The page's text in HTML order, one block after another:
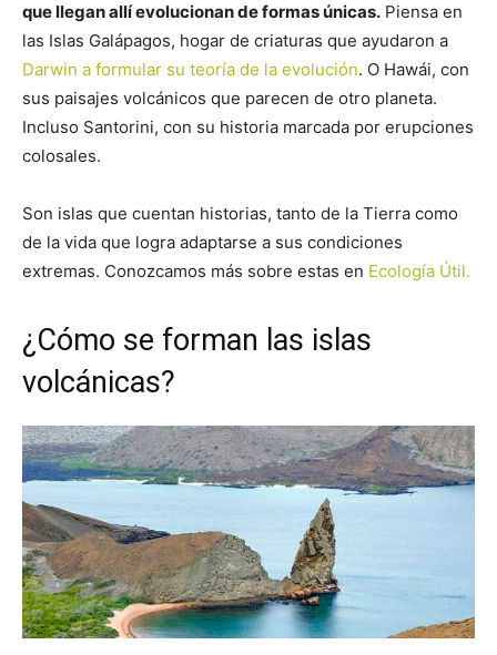
que llegan allí evolucionan de formas únicas. Piensa en
las Islas Galápagos, hogar de criaturas que ayudaron a
Darwin a formular su teoría de la evolución. O Hawái, con
sus paisajes volcánicos que parecen de otro planeta.
Incluso Santorini, con su historia marcada por erupciones
colosales.
Son islas que cuentan historias, tanto de la Tierra como
de la vida que logra adaptarse a sus condiciones
extremas. Conozcamos más sobre estas en Ecología Útil.
¿Cómo se forman las islas
volcánicas?